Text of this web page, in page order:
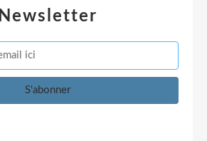
Newsletter